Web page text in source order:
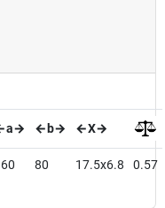
←b→ ←X→
80 17.5x6.8 0.57